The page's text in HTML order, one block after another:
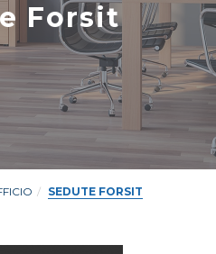
Forsit
SEDUTE FORSIT